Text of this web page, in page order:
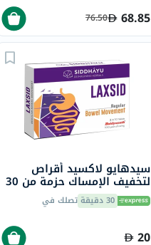
68.85
76.50
سيدهايو لاكسيد أقراص
لتخفيف الإمساك حزمة من 30
30 دقيقة تصلك في
20